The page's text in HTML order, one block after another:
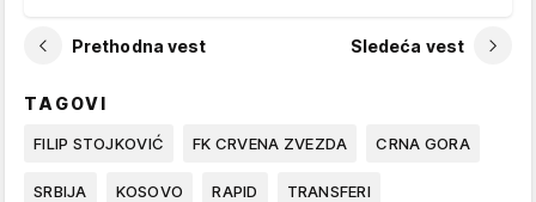
Prethodna vest Sledeća vest
TAGOVI
FILIP STOJKOVIĆ FK CRVENA ZVEZDA CRNA GORA
SRBIJA KOSOVO RAPID TRANSFERI